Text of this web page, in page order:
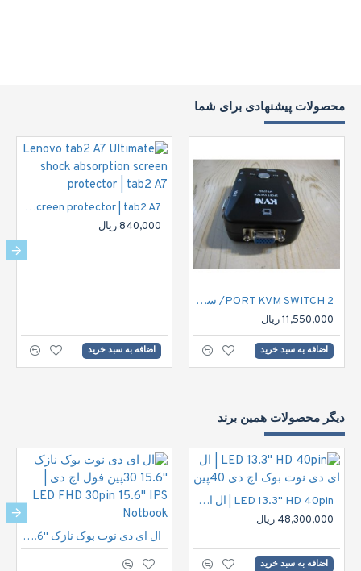
محصولات پیشنهادی برای شما
2 PORT KVM SWITCH/ سوییچ دوپورت کی وی ام
11,550,000 ریال
اضافه به سبد خرید
Lenovo tab2 A7 Ultimate shock absorption screen protector | tab2 A7
840,000 ریال
اضافه به سبد خرید
دیگر محصولات همین برند
LED 13.3" HD 40pin | ال ای دی نوت بوک اچ دی 40پین
48,300,000 ریال
اضافه به سبد خرید
ال ای دی نوت بوک نازک "15.6 30پین فول اچ دی | LED FHD 30pin 15.6" IPS Notbook